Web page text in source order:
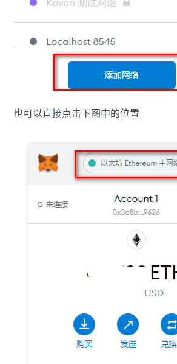
也可以直接点击下图中的位置